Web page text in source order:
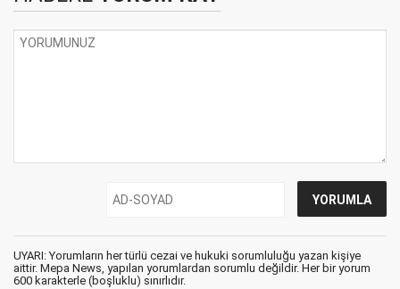
UYARI: Yorumların her türlü cezai ve hukuki sorumluluğu yazan kişiye
aittir. Mepa News, yapılan yorumlardan sorumlu değildir. Her bir yorum
600 karakterle (boşluklu) sınırlıdır.